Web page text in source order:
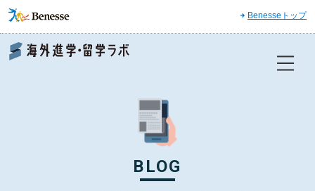
Benesseトップ
BLOG